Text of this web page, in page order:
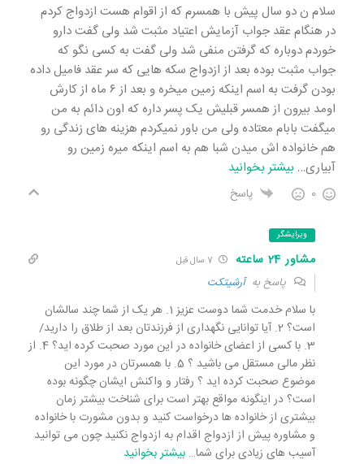
سلام ن دو سال پیش با همسرم که از اقوام هست ازدواج کردم
در هنگام عقد جواب آزمایش اعتیاد مثبت شد ولی گفت دارو
خوردم دوباره که گرفتن منفی شد ولی گفت به کسی نگو که
جواب مثبت بوده بعد از ازدواج سکه هایی که سر عقد فامیل داده
بودن گرفت به اسم اینکه زمین میخره و بعد از ۶ ماه از کارش
اومد بیرون از همسر قبلیش یک پسر داره که اون دائم به من
میگفت بابام معتاده ولی من باور نمیکردم هزینه های زندگی رو
هم خانواده اش میدن شبا هم به اسم اینکه میره زمین رو
آبیاری… بیشتر بخوانید
0 پاسخ
ویرایشگر
مشاور 24 ساعته
پاسخ بهآرشیتکت
با سلام خدمت شما دوست عزیز 1. هر یک از شما چند سالشان
است؟ 2. آیا توانایی نگهداری از فرزندتان بعد از طلاق را دارید/
3. با کسی از اعضای خانواده در این مورد صحبت کرده اید؟ 4. از
نظر مالی مستقل می باشید ؟ 5. با همسرتان در مورد این
موضوع صحبت کرده اید ؟ رفتار و واکنش ایشان چگونه بوده
است؟ در اینگونه مواقع بهتر است برای شناخت بیشتر زمان
بیشتری از خانواده ها درخواست کنید و بدون مشورت با خانواده
و مشاوره پیش از ازدواج اقدام به ازدواج نکنید چون می توانید
آسیب های زیادی برای شما… بیشتر بخوانید